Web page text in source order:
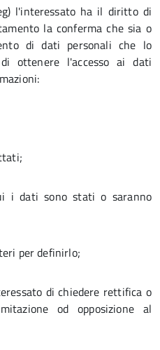
l'interessato ha il diritto di
la conferma che sia o
di dati personali che lo
ottenere l'accesso ai dati
i dati sono stati o saranno
per definirlo;
di chiedere rettifica o
od opposizione al